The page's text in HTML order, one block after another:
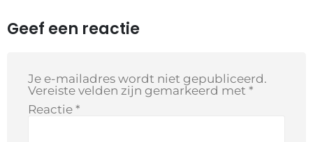
Geef een reactie
Je e-mailadres wordt niet gepubliceerd.
Vereiste velden zijn gemarkeerd met *
Reactie *